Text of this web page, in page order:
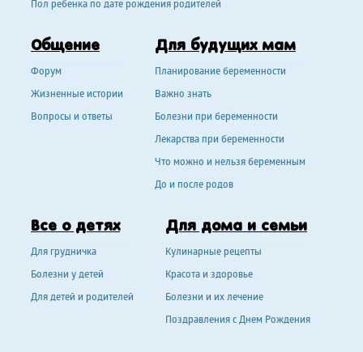
Пол ребенка по дате рождения родителей
Общение
Форум
Жизненные истории
Вопросы и ответы
Для будущих мам
Планирование беременности
Важно знать
Болезни при беременности
Лекарства при беременности
Что можно и нельзя беременным
До и после родов
Все о детях
Для грудничка
Болезни у детей
Для детей и родителей
Для дома и семьи
Кулинарные рецепты
Красота и здоровье
Болезни и их лечение
Поздравления с Днем Рождения